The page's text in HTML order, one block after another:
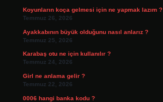
Koyunların koça gelmesi için ne yapmak lazım ?
Temmuz 26, 2026
Ayakkabının büyük olduğunu nasıl anlarız ?
Temmuz 25, 2026
Karabaş otu ne için kullanılır ?
Temmuz 24, 2026
Girl ne anlama gelir ?
Temmuz 22, 2026
0006 hangi banka kodu ?